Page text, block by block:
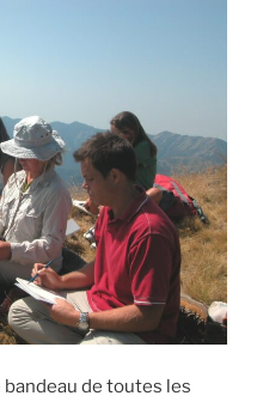
de toutes les